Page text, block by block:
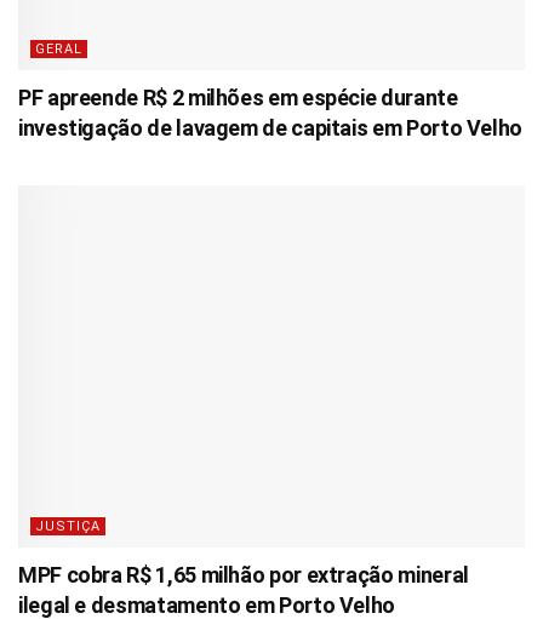
GERAL
PF apreende R$ 2 milhões em espécie durante
investigação de lavagem de capitais em Porto Velho
JUSTIÇA
MPF cobra R$ 1,65 milhão por extração mineral
ilegal e desmatamento em Porto Velho